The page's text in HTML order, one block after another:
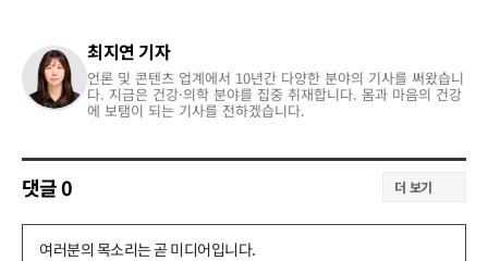
최지연 기자
언론 및 콘텐츠 업계에서 10년간 다양한 분야의 기사를 써왔습니
다. 지금은 건강·의학 분야를 집중 취재합니다. 몸과 마음의 건강
에 보탬이 되는 기사를 전하겠습니다.
댓글0 더 보기
댓